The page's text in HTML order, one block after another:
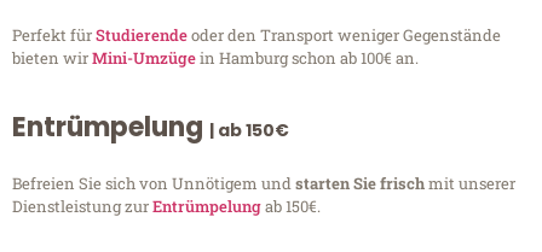
Perfekt fürStudierendeoder den Transport weniger Gegenstände
bieten wirMini-Umzügein Hamburg schon ab 100€ an.
Entrümpelung | ab 150€
Befreien Sie sich von Unnötigem undstarten Sie frischmit unserer
Dienstleistung zurEntrümpelungab 150€.